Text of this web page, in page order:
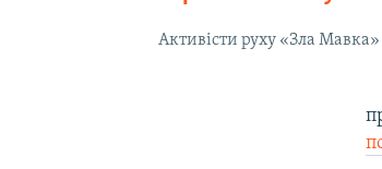
Активісти руху «Зла Мавка»